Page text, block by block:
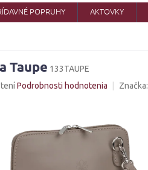
POPRUHY AKTOVKY
Taupe 133TAUPE
Podrobnosti hodnotenia Značka: